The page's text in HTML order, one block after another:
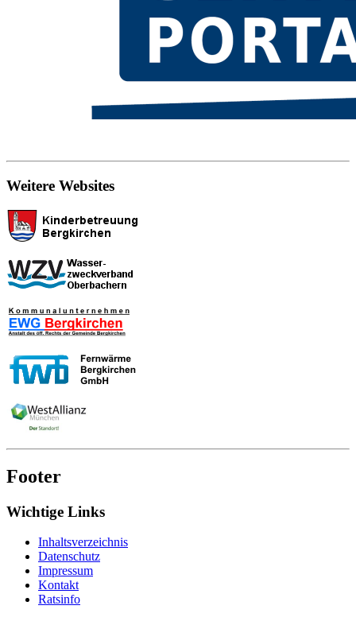
Weitere Websites
Footer
Wichtige Links
Inhaltsverzeichnis
Datenschutz
Impressum
Kontakt
Ratsinfo